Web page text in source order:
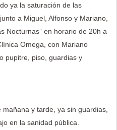
ya la saturación de las
a Miguel, Alfonso y Mariano,
Nocturnas” en horario de 20h a
Omega, con Mariano
pupitre, piso, guardias y
y tarde, ya sin guardias,
en la sanidad pública.